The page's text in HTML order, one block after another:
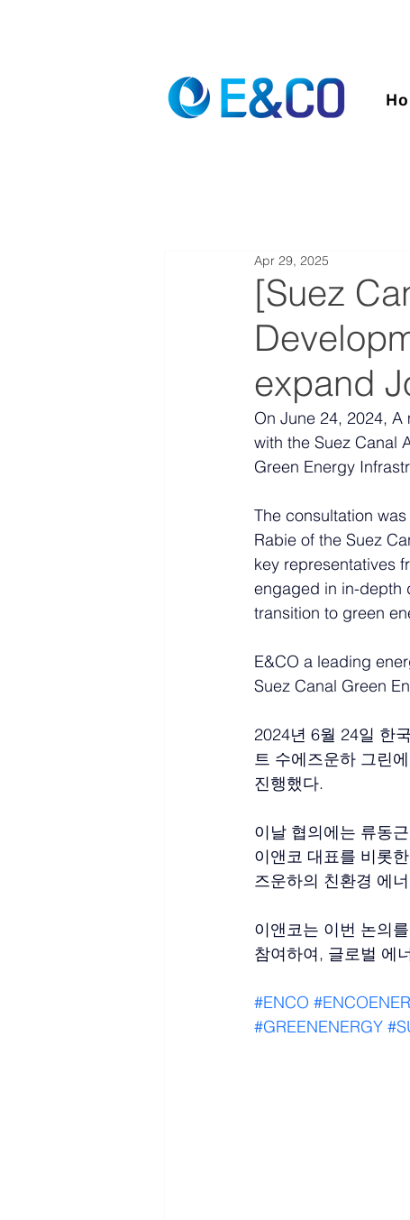
[Suez
expand
Apr 29, 2025
On June 24, 2024,
with the Suez Canal
Green Energy
The consultation
Rabie of the Suez
key representatives
engaged in in-depth
transition to green
E&CO a leading
Suez Canal Green
2024년 6월 24일 한
트 수에즈운하 그린
진행했다.
이날 협의에는 류동
이앤코 대표를 비롯
즈운하의 친환경 에
이앤코는 이번 논의
참여하여, 글로벌 에
#ENCO
#GREENENERGY